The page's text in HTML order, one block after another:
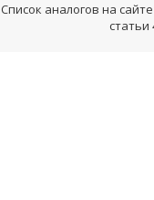
Список аналогов на